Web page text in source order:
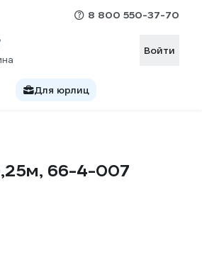
8 800 550-37-70
Войти
Для юрлиц
66-4-007